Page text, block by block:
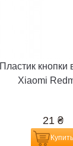
Пластик кнопки
Xiaomi
21 ₴
Купить